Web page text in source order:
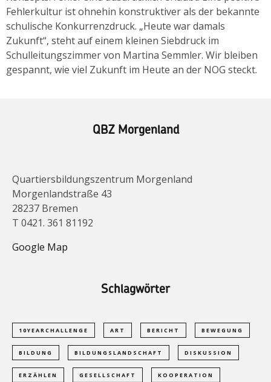
Fehlerkultur ist ohnehin konstruktiver als der bekannte
schulische Konkurrenzdruck. „Heute war damals
Zukunft“, steht auf einem kleinen Siebdruck im
Schulleitungszimmer von Martina Semmler. Wir bleiben
gespannt, wie viel Zukunft im Heute an der NOG steckt.
QBZ Morgenland
Quartiersbildungszentrum Morgenland
Morgenlandstraße 43
28237 Bremen
T 0421. 361 81192
Google Map
Schlagwörter
10YEARCHALLENGE ART BERICHT BEWEGUNG
BILDUNG BILDUNGSLANDSCHAFT DISKUSSION
ERZÄHLEN GESELLSCHAFT KOOPERATION